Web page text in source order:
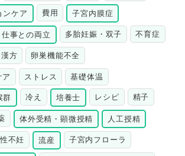
ンケア 費用 子宮内膜症
仕事との両立 多胎妊娠・双子 不育症
漢方 卵巣機能不全
ア ストレス 基礎体温
群 冷え 培養士 レシピ 精子
体外受精・顕微授精 人工授精
不妊 流産 子宮内フローラ